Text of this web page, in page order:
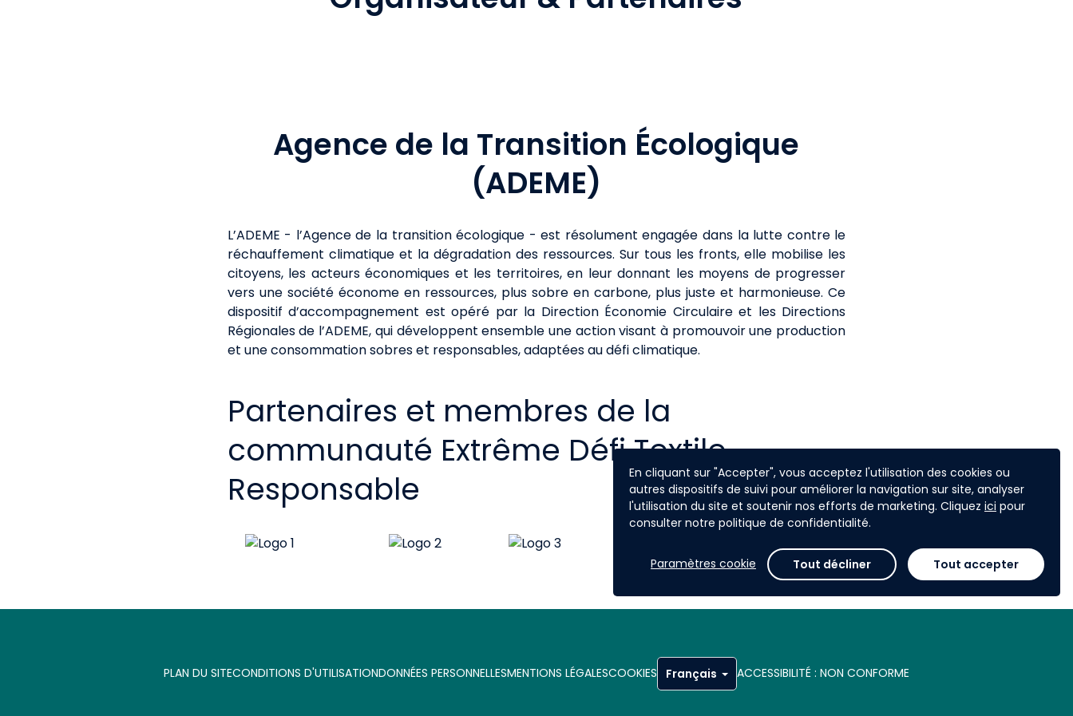
En cliquant sur "Accepter", vous acceptez l'utilisation des cookies ou
autres dispositifs de suivi pour améliorer la navigation sur site, analyser
l'utilisation du site et soutenir nos efforts de marketing. Cliquez ici pour
consulter notre politique de confidentialité.
Paramètres cookie Tout décliner Tout accepter
Agence de la Transition Écologique
(ADEME)
L’ADEME - l’Agence de la transition écologique - est résolument engagée dans la lutte contre le
réchauffement climatique et la dégradation des ressources. Sur tous les fronts, elle mobilise les
citoyens, les acteurs économiques et les territoires, en leur donnant les moyens de progresser
vers une société économe en ressources, plus sobre en carbone, plus juste et harmonieuse. Ce
dispositif d’accompagnement est opéré par la Direction Économie Circulaire et les Directions
Régionales de l’ADEME, qui développent ensemble une action visant à promouvoir une production
et une consommation sobres et responsables, adaptées au défi climatique.
Partenaires et membres de la
communauté Extrême Défi Textile
Responsable
PLAN DU SITECONDITIONS D'UTILISATIONDONNÉES PERSONNELLESMENTIONS LÉGALESCOOKIES Français ACCESSIBILITÉ : NON CONFORME